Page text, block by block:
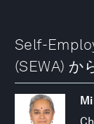
Self-
(SEWA) か